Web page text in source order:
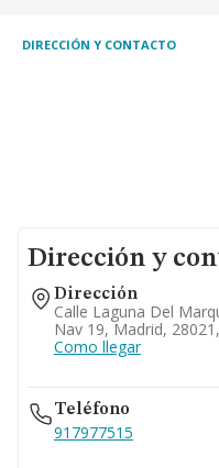
DIRECCIÓN Y CONTACTO
Dirección y
Dirección
Calle Laguna Del
Nav 19, Madrid,
Como llegar
Teléfono
917977515